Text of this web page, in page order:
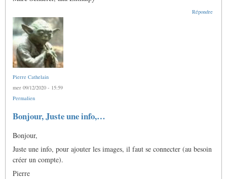
Répondre
Pierre Cathelain
mer 09/12/2020 - 15:59
Permalien
Bonjour, Juste une info,…
Bonjour,
Juste une info, pour ajouter les images, il faut se connecter (au besoin
créer un compte).
Pierre